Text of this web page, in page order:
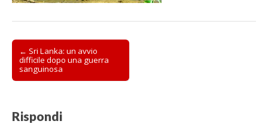
Post
navigation
← Sri Lanka: un avvio
difficile dopo una guerra
sanguinosa
Rispondi